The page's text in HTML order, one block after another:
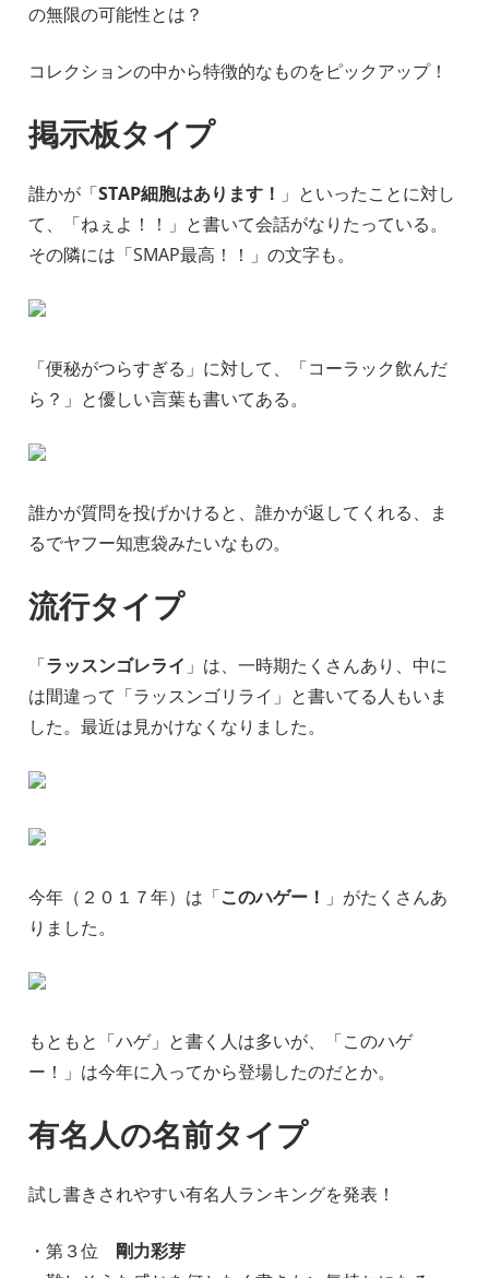
の無限の可能性とは？
コレクションの中から特徴的なものをピックアップ！
掲示板タイプ
誰かが「STAP細胞はあります！ 」といったことに対し
て、「ねぇよ！！」と書いて会話がなりたっている。
その隣には「SMAP最高！！」の文字も。
「便秘がつらすぎる」に対して、「コーラック飲んだ
ら？」と優しい言葉も書いてある。
誰かが質問を投げかけると、誰かが返してくれる、ま
るでヤフー知恵袋みたいなもの。
流行タイプ
「ラッスンゴレライ 」は、一時期たくさんあり、中に
は間違って「ラッスンゴリライ」と書いてる人もいま
した。最近は見かけなくなりました。
今年（２０１７年）は「このハゲー！ 」がたくさんあ
りました。
もともと「ハゲ」と書く人は多いが、「このハゲ
ー！」は今年に入ってから登場したのだとか。
有名人の名前タイプ
試し書きされやすい有名人ランキングを発表！
・第３位 剛力彩芽